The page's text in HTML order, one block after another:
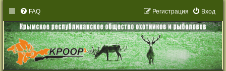
FAQ Вход
Регистрация